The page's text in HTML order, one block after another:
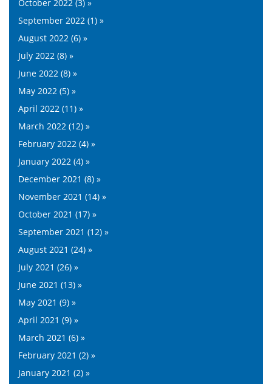
October 2022 (3) »
September 2022 (1) »
August 2022 (6) »
July 2022 (8) »
June 2022 (8) »
May 2022 (5) »
April 2022 (11) »
March 2022 (12) »
February 2022 (4) »
January 2022 (4) »
December 2021 (8) »
November 2021 (14) »
October 2021 (17) »
September 2021 (12) »
August 2021 (24) »
July 2021 (26) »
June 2021 (13) »
May 2021 (9) »
April 2021 (9) »
March 2021 (6) »
February 2021 (2) »
January 2021 (2) »